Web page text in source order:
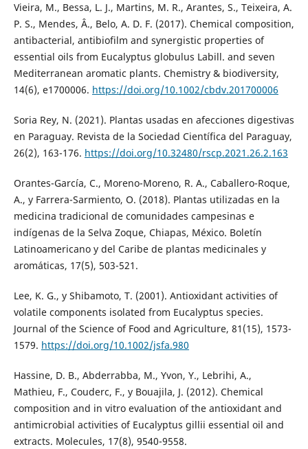
Vieira, M., Bessa, L. J., Martins, M. R., Arantes, S., Teixeira, A.
P. S., Mendes, Â., Belo, A. D. F. (2017). Chemical composition,
antibacterial, antibiofilm and synergistic properties of
essential oils from Eucalyptus globulus Labill. and seven
Mediterranean aromatic plants. Chemistry & biodiversity,
14(6), e1700006. https://doi.org/10.1002/cbdv.201700006
Soria Rey, N. (2021). Plantas usadas en afecciones digestivas
en Paraguay. Revista de la Sociedad Científica del Paraguay,
26(2), 163-176. https://doi.org/10.32480/rscp.2021.26.2.163
Orantes-García, C., Moreno-Moreno, R. A., Caballero-Roque,
A., y Farrera-Sarmiento, O. (2018). Plantas utilizadas en la
medicina tradicional de comunidades campesinas e
indígenas de la Selva Zoque, Chiapas, México. Boletín
Latinoamericano y del Caribe de plantas medicinales y
aromáticas, 17(5), 503-521.
Lee, K. G., y Shibamoto, T. (2001). Antioxidant activities of
volatile components isolated from Eucalyptus species.
Journal of the Science of Food and Agriculture, 81(15), 1573-
1579. https://doi.org/10.1002/jsfa.980
Hassine, D. B., Abderrabba, M., Yvon, Y., Lebrihi, A.,
Mathieu, F., Couderc, F., y Bouajila, J. (2012). Chemical
composition and in vitro evaluation of the antioxidant and
antimicrobial activities of Eucalyptus gillii essential oil and
extracts. Molecules, 17(8), 9540-9558.